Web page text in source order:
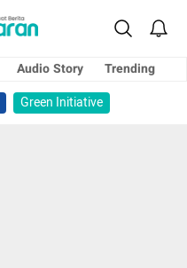
Audio Story
Trending
Green Initiative